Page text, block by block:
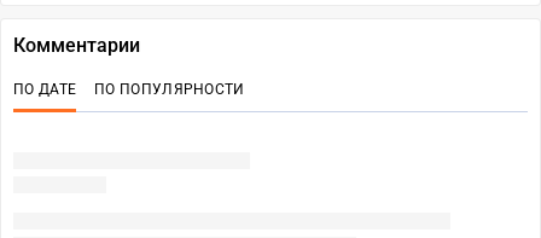
Комментарии
ПО ДАТЕ ПО ПОПУЛЯРНОСТИ